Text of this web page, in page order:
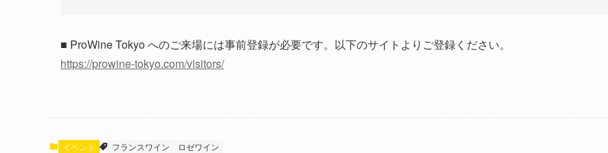
■ ProWine Tokyo へのご来場には事前登録が必要です。以下のサイトよりご登録ください。
https://prowine-tokyo.com/visitors/
イベント フランスワイン ロゼワイン